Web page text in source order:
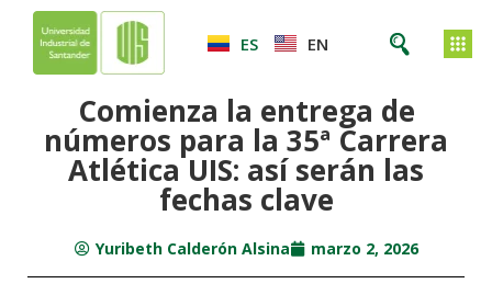
ES EN
Comienza la entrega de
números para la 35ª Carrera
Atlética UIS: así serán las
fechas clave
Yuribeth Calderón Alsina marzo 2, 2026